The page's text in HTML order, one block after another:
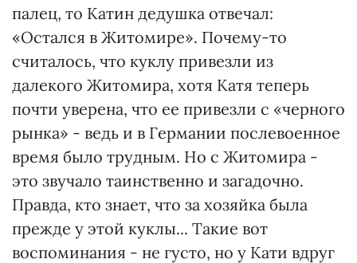
палец, то Катин дедушка отвечал:
«Остался в Житомире». Почему-то
считалось, что куклу привезли из
далекого Житомира, хотя Катя теперь
почти уверена, что ее привезли с «черного
рынка» - ведь и в Германии послевоенное
время было трудным. Но с Житомира -
это звучало таинственно и загадочно.
Правда, кто знает, что за хозяйка была
прежде у этой куклы... Такие вот
воспоминания - не густо, но у Кати вдруг